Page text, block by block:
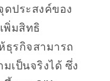
ดประสงค์ของ
พิ่มสิทธิ
ธุรกิจสามารถ
เป็นจริงได้ ซึ่ง